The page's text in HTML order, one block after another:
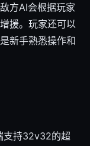
方AI会根据玩家
援。玩家还可以
新手熟悉操作和
支持32v32的超